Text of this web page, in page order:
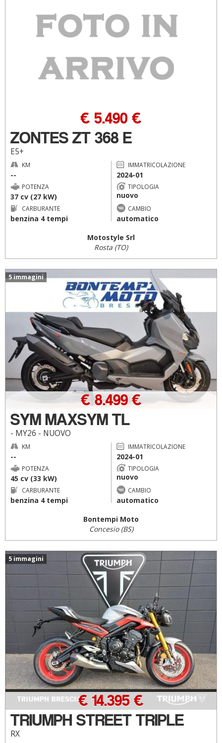
ZONTES ZT 368 E
E5+
€ 5.490 €
KM
--
IMMATRICOLAZIONE
2024-01
POTENZA
37 cv (27 kW)
TIPOLOGIA
nuovo
CARBURANTE
benzina 4 tempi
CAMBIO
automatico
Motostyle Srl
Rosta (TO)
5 immagini
SYM MAXSYM TL
- MY26 - NUOVO
€ 8.499 €
KM
--
IMMATRICOLAZIONE
2024-01
POTENZA
45 cv (33 kW)
TIPOLOGIA
nuovo
CARBURANTE
benzina 4 tempi
CAMBIO
automatico
Bontempi Moto
Concesio (BS)
5 immagini
TRIUMPH STREET TRIPLE
RX
€ 14.395 €